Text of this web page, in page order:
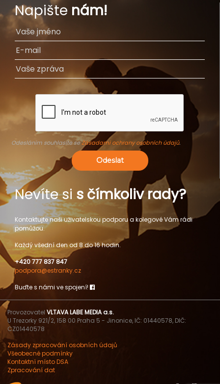
Napište nám!
Odesláním souhlasíte seZásadami ochrany osobních údajů.
Odeslat
Nevíte si s čímkoliv rady?
Kontaktujte naši uživatelskou podporu a kolegové Vám rádi
pomůžou.
Každý všední den od 8 do 16 hodin.
+420 777 837 847
podpora@estranky.cz
Buďte s námi ve spojení!
Provozovatel VLTAVA LABE MEDIA a.s.
U Trezorky 921/2, 158 00 Praha 5 - Jinonice, IČ: 01440578, DIČ:
CZ01440578
Zásady zpracování osobních údajů
Všeobecné podmínky
Kontaktní místo DSA
Zpracování dat